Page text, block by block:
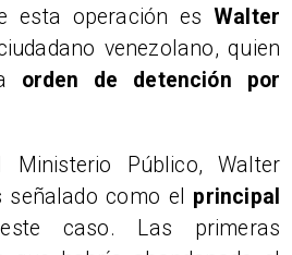
esta operación es Walter
venezolano, quien
orden de detención por
Ministerio Público, Walter
señalado como el principal
caso. Las primeras